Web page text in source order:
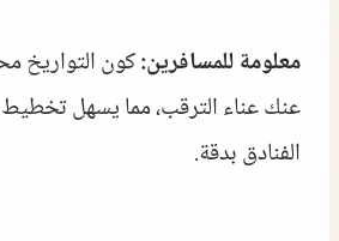
معلومة للمسافرين:كون التواريخ
عنك عناء الترقب، مما يسهل
الفنادق بدقة.